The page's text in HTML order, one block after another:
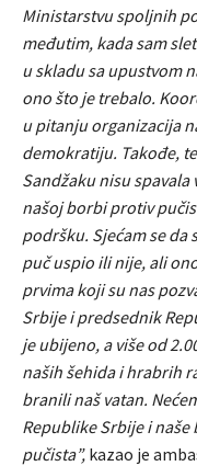
Ministarstvu spoljnih
međutim, kada sam
u skladu sa upustvom
ono što je trebalo.
u pitanju organizacija
demokratiju. Takođe,
Sandžaku nisu spavala
našoj borbi protiv
podršku. Sjećam se da
puč uspio ili nije, ali
prvima koji su nas
Srbije i predsednik
je ubijeno, a više od
naših šehida i hrabrih
branili naš vatan.
Republike Srbije i
pučista”, kazao je